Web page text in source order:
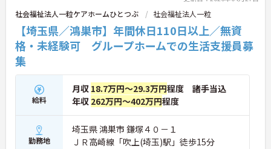
社会福祉法人一粒ケアホームひとつぶ 社会福祉法人一粒
【埼玉県／鴻巣市】年間休日110日以上／無資
格・未経験可 グループホームでの生活支援員募
集
給料
月収 18.7万円～29.3万円程度 諸手当込
年収 262万円～402万円程度
勤務地
埼玉県 鴻巣市 鎌塚４０－１
ＪＲ高崎線「吹上(埼玉)駅」徒歩15分